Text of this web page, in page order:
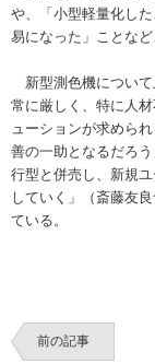
や、「小型軽量化し
易になった」ことな
新型測色機について
常に厳しく、特に人
ューションが求めら
善の一助となるだろ
行型と併売し、新規
していく」（斎藤友
ている。
前の記事